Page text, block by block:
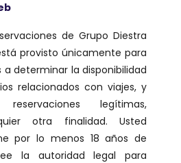
de Grupo Diestra
provisto únicamente para
a determinar la disponibilidad
relacionados con viajes, y
legítimas,
otra finalidad. Usted
por lo menos 18 años de
la autoridad legal para